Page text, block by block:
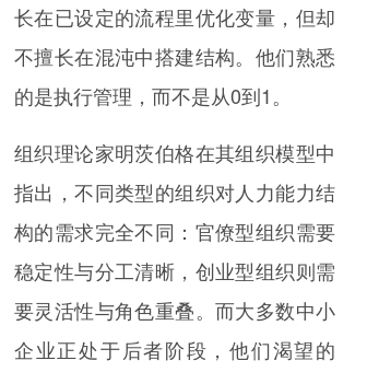
长在已设定的流程里优化变量，但却
不擅长在混沌中搭建结构。他们熟悉
的是执行管理，而不是从0到1。
组织理论家明茨伯格在其组织模型中
指出，不同类型的组织对人力能力结
构的需求完全不同：官僚型组织需要
稳定性与分工清晰，创业型组织则需
要灵活性与角色重叠。而大多数中小
企业正处于后者阶段，他们渴望的